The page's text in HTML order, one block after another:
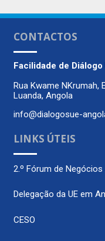
CONTACTOS
Facilidade de Diálogo
Rua Kwame NKrumah,
Luanda, Angola
info@dialogosue-
LINKS ÚTEIS
2.º Fórum de
Delegação da UE em
CESO